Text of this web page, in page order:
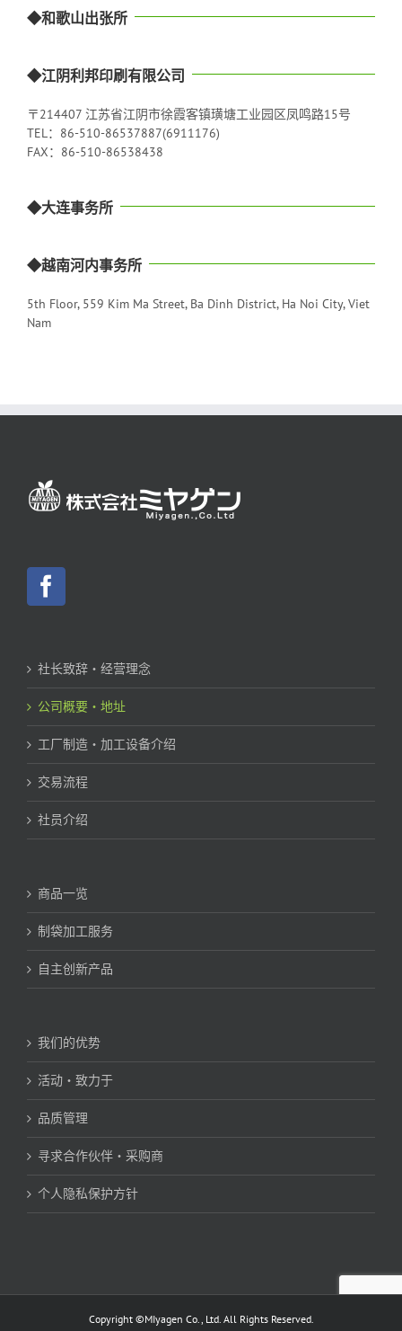
◆和歌山出张所
◆江阴利邦印刷有限公司
〒214407 江苏省江阴市徐霞客镇璜塘工业园区凤鸣路15号
TEL：86-510-86537887(6911176)
FAX：86-510-86538438
◆大连事务所
◆越南河内事务所
5th Floor, 559 Kim Ma Street, Ba Dinh District, Ha Noi City, Viet
Nam
社长致辞・经营理念
公司概要・地址
工厂制造・加工设备介绍
交易流程
社员介绍
商品一览
制袋加工服务
自主创新产品
我们的优势
活动・致力于
品质管理
寻求合作伙伴・采购商
个人隐私保护方针
Copyright ©MIyagen Co., Ltd. All Rights Reserved.